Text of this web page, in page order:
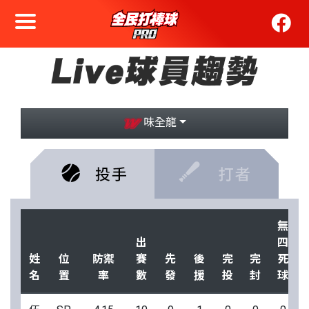
味全龍
姓
名
位
置
防禦
率
出
賽
數
先
發
後
援
完
投
完
封
無
四
死
球